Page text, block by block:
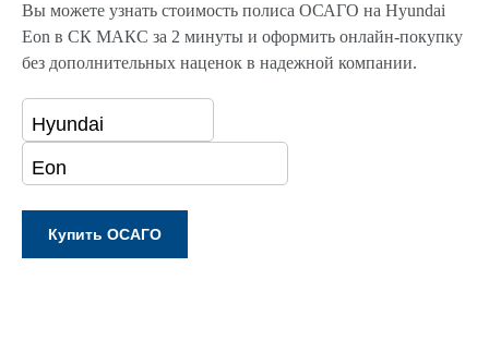
Вы можете узнать стоимость полиса ОСАГО на Hyundai
Eon в СК МАКС за 2 минуты и оформить онлайн-покупку
без дополнительных наценок в надежной компании.